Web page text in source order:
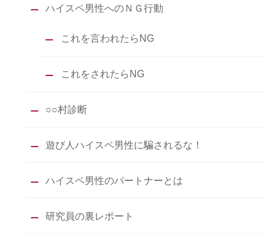
ハイスペ男性へのＮＧ行動
これを言われたらNG
これをされたらNG
○○村診断
遊び人ハイスペ男性に騙されるな！
ハイスペ男性のパートナーとは
研究員の裏レポート